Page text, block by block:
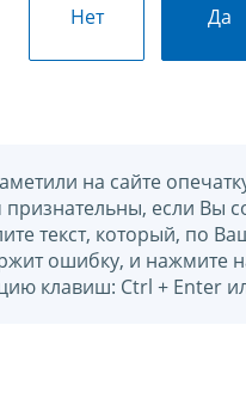
Нет Да
на сайте
если Вы
текст, который, по
ошибку, и нажмите
клавиш: Ctrl + Enter